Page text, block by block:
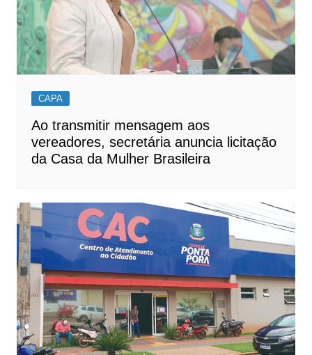
CAPA
Ao transmitir mensagem aos
vereadores, secretária anuncia licitação
da Casa da Mulher Brasileira